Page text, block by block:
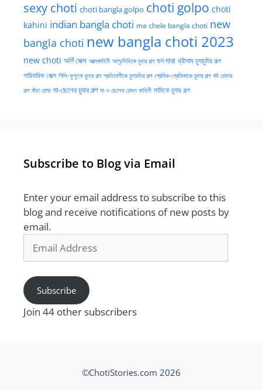
sexy choti choti bangla golpo choti golpo choti
kahini indian bangla choti ma chele bangla choti new
bangla choti new bangla choti 2023
new choti অর্গি সেক্স আত্মকাহিনী আপু/দিদিকে চুদার গল্প গুদ মারা থ্রীসাম চুদাচুদির গল্প
পারিবারিক সেক্স পিসি-ফুফুকে চুদার গল্প প্রতিবেশীকে চুদাচদির গল্প প্রেমিক-প্রেমিকাকে চুদার গল্প বউ চোদার
গল্প বাঁড়া চোষা মা-ছেলের চুদার গল্প মা ও ছেলের চোদন কাহিনী মামিকে চুদার গল্প
Subscribe to Blog via Email
Enter your email address to subscribe to this
blog and receive notifications of new posts by
email.
Address
Subscribe
Join 44 other subscribers
©ChotiStories.com 2026